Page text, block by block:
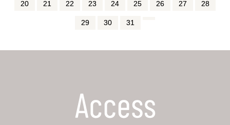
20 21 22 23 24 25 26 27 28
29 30 31